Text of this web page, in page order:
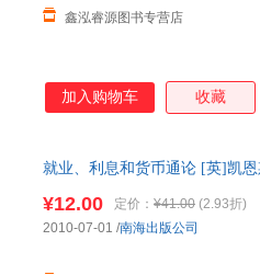
鑫泓睿源图书专营店
加入购物车 收藏
就业、利息和货币通论 [英]凯
¥12.00 定价： ¥41.00 (2.93折)
2010-07-01 /南海出版公司